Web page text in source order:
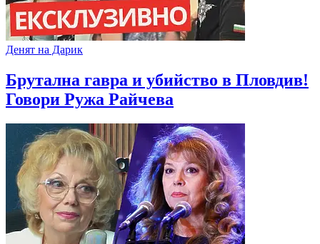
Денят на Дарик
Брутална гавра и убийство в Пловдив!
Говори Ружа Райчева